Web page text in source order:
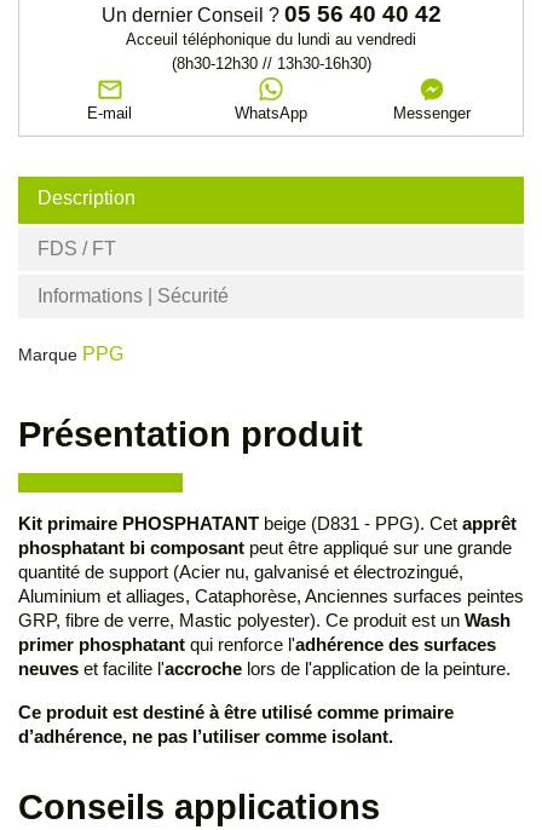
Un dernier Conseil ? 05 56 40 40 42
Acceuil téléphonique du lundi au vendredi
(8h30-12h30 // 13h30-16h30)
E-mail WhatsApp Messenger
Description
FDS / FT
Informations | Sécurité
Marque PPG
Présentation produit
Kit primaire PHOSPHATANT beige (D831 - PPG). Cet apprêt
phosphatant bi composant peut être appliqué sur une grande
quantité de support (Acier nu, galvanisé et électrozingué,
Aluminium et alliages, Cataphorèse, Anciennes surfaces peintes
GRP, fibre de verre, Mastic polyester). Ce produit est un Wash
primer phosphatant qui renforce l'adhérence des surfaces
neuves et facilite l'accroche lors de l'application de la peinture.
Ce produit est destiné à être utilisé comme primaire
d’adhérence, ne pas l’utiliser comme isolant.
Conseils applications